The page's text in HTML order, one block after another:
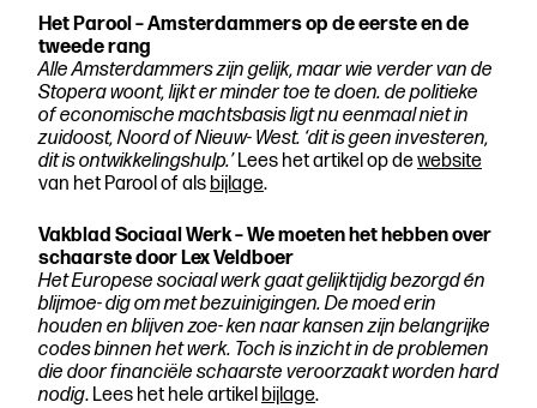
Het Parool – Amsterdammers op de eerste en de
tweede rang
Alle Amsterdammers zijn gelijk, maar wie verder van de
Stopera woont, lijkt er minder toe te doen. de politieke
of economische machtsbasis ligt nu eenmaal niet in
zuidoost, Noord of Nieuw- West. ‘dit is geen investeren,
dit is ontwikkelingshulp.’Lees het artikel op dewebsite
van het Parool of als bijlage.
Vakblad Sociaal Werk – We moeten het hebben over
schaarste door Lex Veldboer
Het Europese sociaal werk gaat gelijktijdig bezorgd én
blijmoe- dig om met bezuinigingen. De moed erin
houden en blijven zoe- ken naar kansen zijn belangrijke
codes binnen het werk. Toch is inzicht in de problemen
die door financiële schaarste veroorzaakt worden hard
nodig. Lees het hele artikel bijlage.